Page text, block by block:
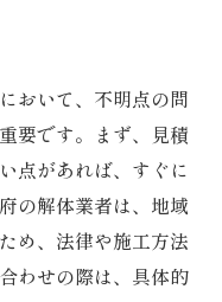
おいて、不明点の問
要です。まず、見積
点があれば、すぐに
の解体業者は、地域
め、法律や施工方法
わせの際は、具体的